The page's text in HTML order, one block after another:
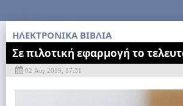
ΗΛΕΚΤΡΟΝΙΚΑ ΒΙΒΛΙΑ
Σε πιλοτική εφαρμογή το
02 Αυγ 2019, 17:31